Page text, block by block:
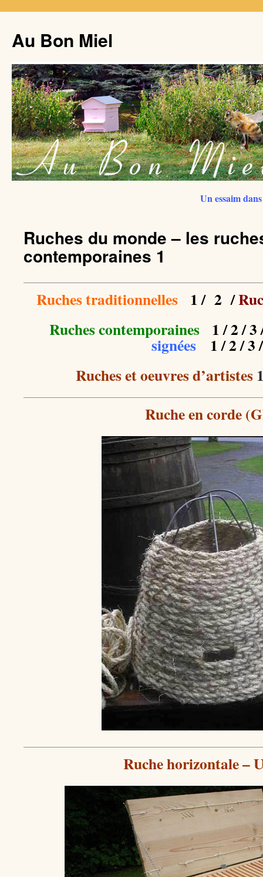
Au Bon Miel
Un essaim
Ruches du monde – les
contemporaines 1
Ruches traditionnelles 1/ 2 /
Ruches contemporaines 1/2/ 3
signées 1/2/3/
Ruches et oeuvres d’artistes
Ruche en corde
Ruche horizontale –